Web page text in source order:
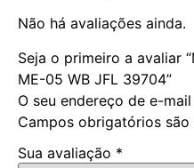
Não há avaliações ainda.
Seja o primeiro a avaliar
ME-05 WB JFL 39704”
O seu endereço de e-
Campos obrigatórios
Sua avaliação *